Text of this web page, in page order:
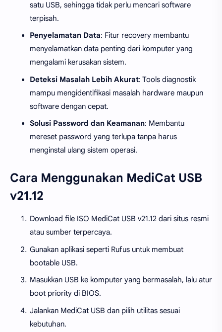
satu USB, sehingga tidak perlu mencari software
terpisah.
Penyelamatan Data: Fitur recovery membantu
menyelamatkan data penting dari komputer yang
mengalami kerusakan sistem.
Deteksi Masalah Lebih Akurat: Tools diagnostik
mampu mengidentifikasi masalah hardware maupun
software dengan cepat.
Solusi Password dan Keamanan: Membantu
mereset password yang terlupa tanpa harus
menginstal ulang sistem operasi.
Cara Menggunakan MediCat USB
v21.12
Download file ISO MediCat USB v21.12 dari situs resmi
atau sumber terpercaya.
Gunakan aplikasi seperti Rufus untuk membuat
bootable USB.
Masukkan USB ke komputer yang bermasalah, lalu atur
boot priority di BIOS.
Jalankan MediCat USB dan pilih utilitas sesuai
kebutuhan.